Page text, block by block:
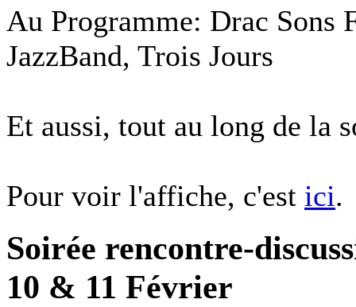
Au Programme: Drac Sons
JazzBand, Trois Jours
Et aussi, tout au long de la
Pour voir l'affiche, c'est ici.
Soirée rencontre-
10 & 11 Février